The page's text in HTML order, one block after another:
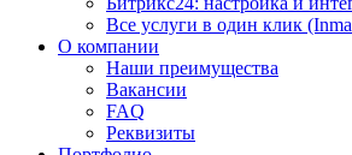
Все услуги в один клик
О компании
Наши преимущества
Вакансии
FAQ
Реквизиты